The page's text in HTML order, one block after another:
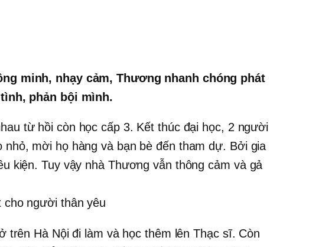
minh, nhạy cảm, Thương nhanh chóng phát
phản bội mình.
từ hồi còn học cấp 3. Kết thúc đại học, 2 người
mời họ hàng và bạn bè đến tham dự. Bởi gia
kiện. Tuy vậy nhà Thương vẫn thông cảm và gả
cho người thân yêu
trên Hà Nội đi làm và học thêm lên Thạc sĩ. Còn